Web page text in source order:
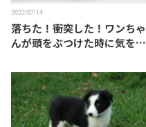
2022/07/14
落ちた！衝突した！ワンちゃ
んが頭をぶつけた時に気をつ